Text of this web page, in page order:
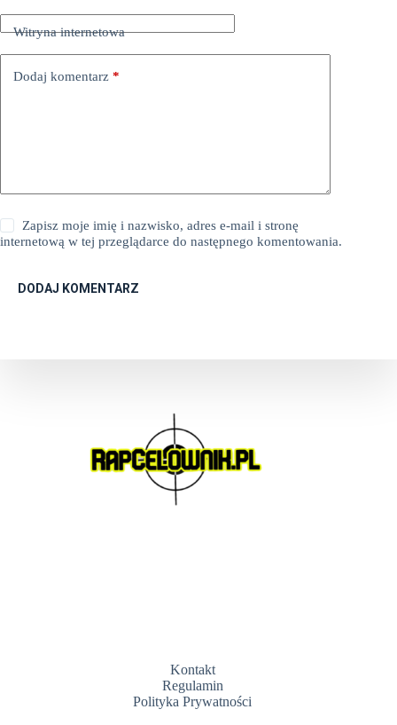
Witryna internetowa
Dodaj komentarz *
Zapisz moje imię i nazwisko, adres e-mail i stronę
internetową w tej przeglądarce do następnego komentowania.
DODAJ KOMENTARZ
Kontakt
Regulamin
Polityka Prywatności